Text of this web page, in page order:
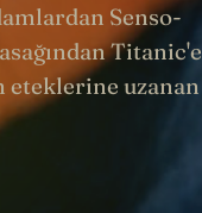
Senso-
Titanic'e
eteklerine uzanan